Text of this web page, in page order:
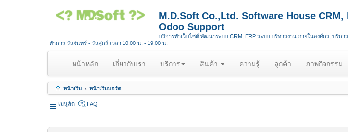
M.D.Soft Co.,Ltd. Software House
Odoo Support
บริการทำเว็บไซต์ พัฒนาระบบ CRM, ERP ระบบ บริหารงาน ภายในองค์กร, บริกา
ทำการ วันจันทร์ - วันศุกร์ เวลา 10.00 น. - 19.00 น.
หน้าหลัก(
u
r
เกี่ยวกับเรา บริการ สินค้า ความรู้ ลูกค้า ภาพกิจกรรม
หน้าเว็บ หน้าเว็บบอร์ด
เมนูลัด FAQ